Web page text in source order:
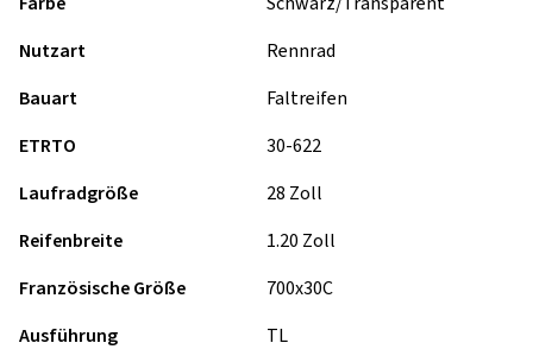
Nutzart
Rennrad
Bauart
Faltreifen
ETRTO
30-622
Laufradgröße
28 Zoll
Reifenbreite
1.20 Zoll
Französische Größe
700x30C
Ausführung
TL